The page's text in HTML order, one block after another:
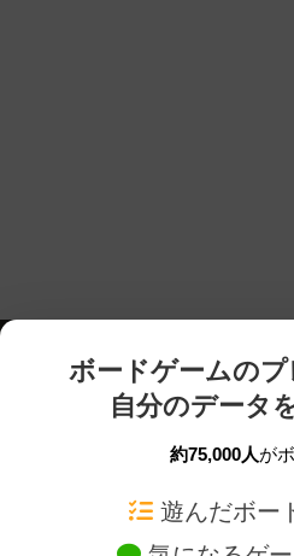
ボードゲームのプ
自分のデータ
約75,000人が
遊んだボー